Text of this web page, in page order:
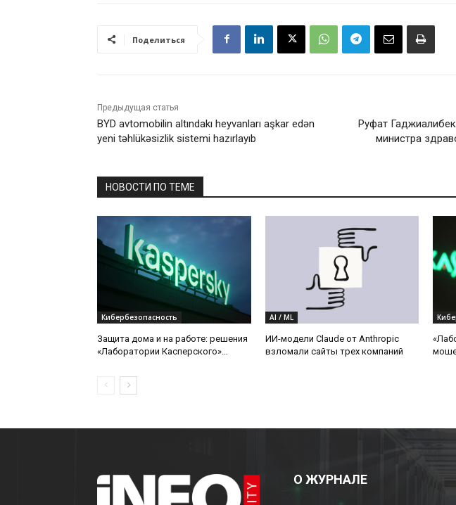
Поделиться
Предыдущая статья
BYD avtomobilin altındakı heyvanları aşkar edən
yeni təhlükəsizlik sistemi hazırlayıb
Руфат
министра
НОВОСТИ ПО ТЕМЕ
Кибербезопасность
Защита дома и на работе: решения
«Лаборатории Касперского»
годовые награды по итогам
тестов SE Labs
AI / ML
ИИ-модели Claude от Anthropic
взломали сайты трех компаний
О ЖУРНАЛЕ